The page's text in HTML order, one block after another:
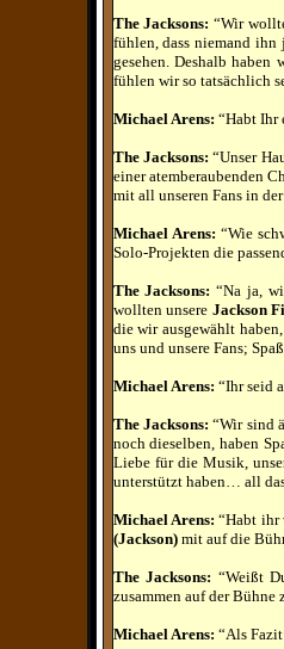
The Jacksons: “Wir
fühlen, dass niemand ihn
gesehen. Deshalb haben
fühlen wir so tatsächlich
Michael Arens: “Habt Ihr
The Jacksons: “Unser
einer atemberaubenden
mit all unseren Fans in
Michael Arens: “Wie
Solo-Projekten die
The Jacksons:“Na ja,
wollten unsere Jackson
die wir ausgewählt
uns und unsere Fans;
Michael Arens: “Ihr seid
The Jacksons:“Wir sind
noch dieselben, haben
Liebe für die Musik,
unterstützt haben… all
Michael Arens: “Habt ihr
(Jackson)mit auf die
The Jacksons: “Weißt
zusammen auf der Bühne
Michael Arens: “Als